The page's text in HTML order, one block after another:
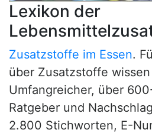
Lexikon der
Zusatzstoffe im Essen.
über Zusatzstoffe
Umfangreicher, über
Ratgeber und
2.800 Stichworten, E-